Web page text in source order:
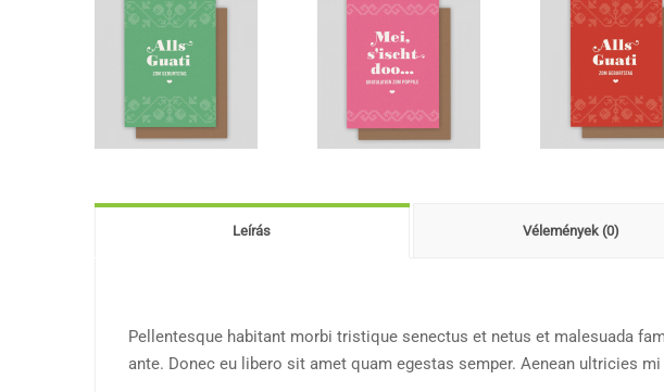
Leírás Vélemények (0)
Pellentesque habitant morbi tristique senectus et netus et malesuada
ante. Donec eu libero sit amet quam egestas semper. Aenean ultricies